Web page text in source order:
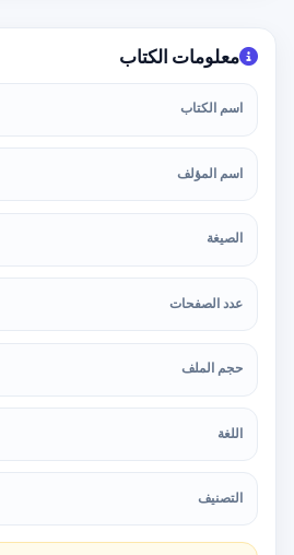
معلومات الكتاب
اسم الكتاب
اسم المؤلف
الصيغة
عدد الصفحات
حجم الملف
اللغة
التصنيف